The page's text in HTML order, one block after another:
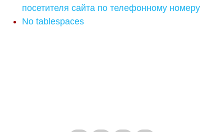
посетителя сайта по телефонному номеру
No tablespaces